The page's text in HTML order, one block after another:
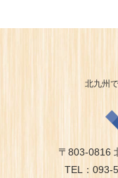
北九州
〒803-0816
TEL：093-